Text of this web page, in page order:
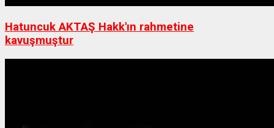
Hatuncuk AKTAŞ Hakk'ın rahmetine
kavuşmuştur